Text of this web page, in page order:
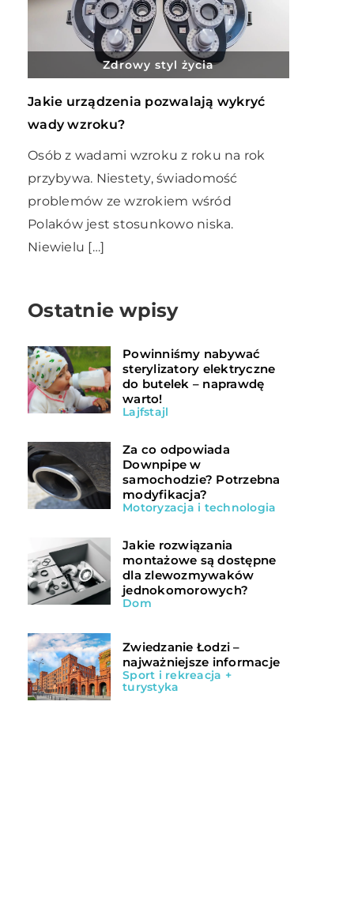
Zdrowy styl życia
Jakie urządzenia pozwalają wykryć
wady wzroku?
Osób z wadami wzroku z roku na rok
przybywa. Niestety, świadomość
problemów ze wzrokiem wśród
Polaków jest stosunkowo niska.
Niewielu […]
Ostatnie wpisy
Powinniśmy nabywać
sterylizatory elektryczne
do butelek – naprawdę
warto!
Lajfstajl
Za co odpowiada
Downpipe w
samochodzie? Potrzebna
modyfikacja?
Motoryzacja i technologia
Jakie rozwiązania
montażowe są dostępne
dla zlewozmywaków
jednokomorowych?
Dom
Zwiedzanie Łodzi –
najważniejsze informacje
Sport i rekreacja +
turystyka